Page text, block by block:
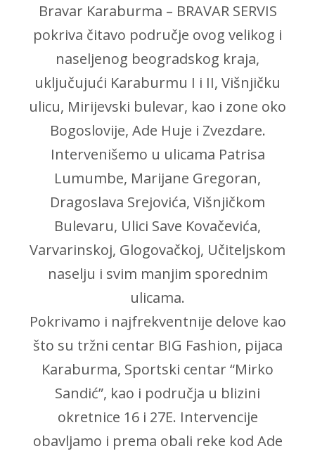
Bravar Karaburma – BRAVAR SERVIS
pokriva čitavo područje ovog velikog i
naseljenog beogradskog kraja,
uključujući Karaburmu I i II, Višnjičku
ulicu, Mirijevski bulevar, kao i zone oko
Bogoslovije, Ade Huje i Zvezdare.
Intervenišemo u ulicama Patrisa
Lumumbe, Marijane Gregoran,
Dragoslava Srejovića, Višnjičkom
Bulevaru, Ulici Save Kovačevića,
Varvarinskoj, Glogovačkoj, Učiteljskom
naselju i svim manjim sporednim
ulicama.
Pokrivamo i najfrekventnije delove kao
što su tržni centar BIG Fashion, pijaca
Karaburma, Sportski centar “Mirko
Sandić”, kao i područja u blizini
okretnice 16 i 27E. Intervencije
obavljamo i prema obali reke kod Ade